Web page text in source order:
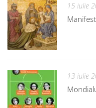
15 iulie
13 iulie